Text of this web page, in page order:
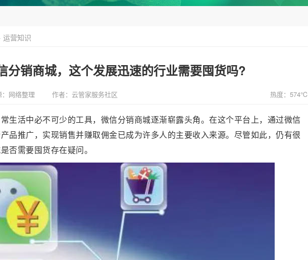
运营知识
分销商城，这个发展迅速的行业需要囤货吗?
网络整理 作者：云管家服务社区 热度：574℃
生活中必不可少的工具，微信分销商城逐渐崭露头角。在这个平台上，通过微信
品推广，实现销售并赚取佣金已成为许多人的主要收入来源。尽管如此，仍有很
否需要囤货存在疑问。